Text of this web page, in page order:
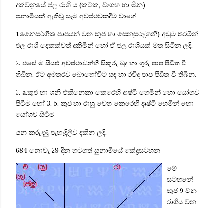
දක්වනුයේ ජල රාශි ය (කටක, වෘශභ හා මීන)
සුනාමියක් ඇතිවූ සෑම අවස්ථවකදීම වාගේ
1.නෛසර්ගික පාපයන් වන කුජ හා සෙනසුරු(ශනි) අඩුම තරමින්
ජල රාශි දෙකක්වත් දකිමින් හෝ ඒ ජල රාශියක් මත සිටින ලදී.
2. එසේ ම සියළු අවස්ථාවන්හී සිකුරු බුද හා ගුරු පාප පීඩිත වී
තිබින. ඊට අමතරව බොහෝවිට සඳ හා රවිද පාප පීඩිත වී තිබින.
3. a.කුජ හා ශනි එකිනෙකා කෙරෙහි දෘෂ්ටි හෙමින් හො යෝගව
සිටීම හෝ 3. b. කුජ හා රාහු වෙත කෙරෙහි දෘෂ්ටි හෙමින් හො
යෝගව සිටීම
යන කරුණු පැහැදිලිව දකින ලදී.
684 නොවැ 29 දින හටගත් සුනාමියේ කේද්‍රසටහන
මේ
සටහනේ
කුජ 9 වන
රාශිය වන